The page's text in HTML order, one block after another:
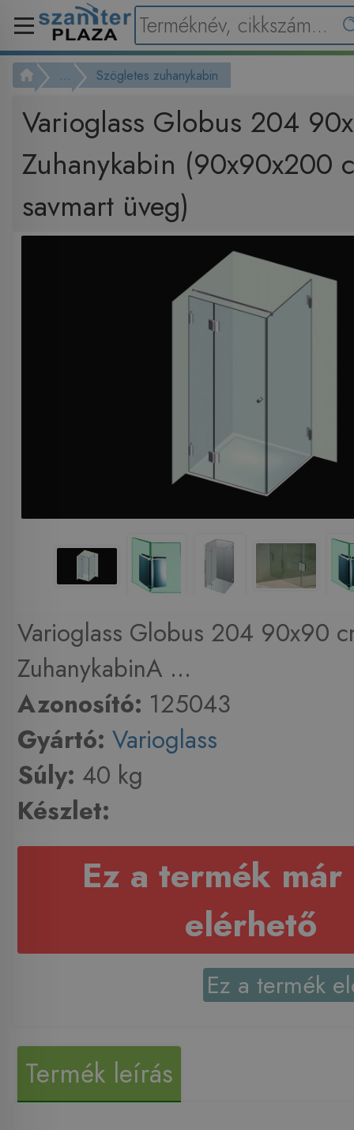
... Szögletes zuhanykabin
Varioglass Globus 204
Zuhanykabin (90x90x200
savmart üveg)
Varioglass Globus 204 90x90
ZuhanykabinA ...
Azonosító: 125043
Gyártó: Varioglass
Súly: 40 kg
Készlet:
Ez a termék már
elérhető
Ez a termék
Termék leírás